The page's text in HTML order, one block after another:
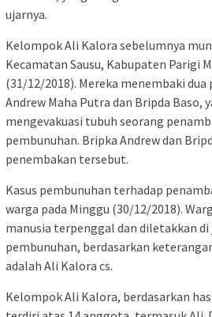
ujarnya.
Kelompok Ali Kalora sebelumnya
Kecamatan Sausu, Kabupaten Parigi
(31/12/2018). Mereka menembaki
Andrew Maha Putra dan Bripda Baso,
mengevakuasi tubuh seorang
pembunuhan. Bripka Andrew dan
penembakan tersebut.
Kasus pembunuhan terhadap
warga pada Minggu (30/12/2018).
manusia terpenggal dan diletakkan di
pembunuhan, berdasarkan
adalah Ali Kalora cs.
Kelompok Ali Kalora, berdasarkan